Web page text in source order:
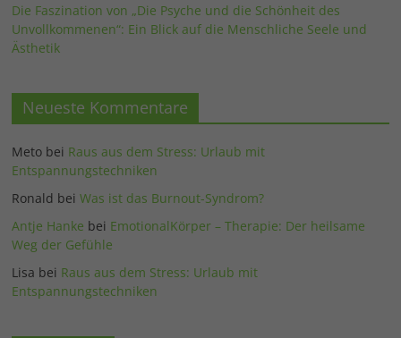
Die Faszination von „Die Psyche und die Schönheit des
Unvollkommenen“: Ein Blick auf die Menschliche Seele und
Ästhetik
Neueste Kommentare
Meto bei Raus aus dem Stress: Urlaub mit
Entspannungstechniken
Ronald beiWas ist das Burnout-Syndrom?
Antje Hanke bei EmotionalKörper – Therapie: Der heilsame
Weg der Gefühle
Lisa bei Raus aus dem Stress: Urlaub mit
Entspannungstechniken